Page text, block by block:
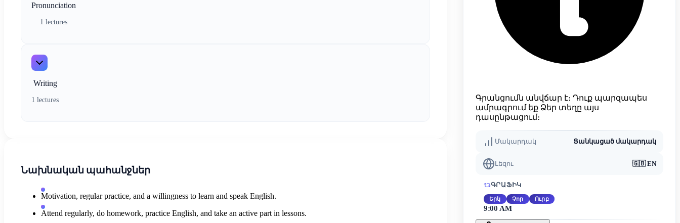
Pronunciation
1 lectures
Writing
1 lectures
Նախնական պահանջներ
Motivation, regular practice, and a willingness to learn and speak English.
Attend regularly, do homework, practice English, and take an active part in lessons.
Գրանցումն անվճար է։ Դուք պարզապես
ամրագրում եք Ձեր տեղը այս
դասընթացում։
Մակարդակ Ցանկացած մակարդակ
Լեզու 🇬🇧 EN
ԳՐԱՖԻԿ
Երկ Չոր Ուրբ
9:00 AM